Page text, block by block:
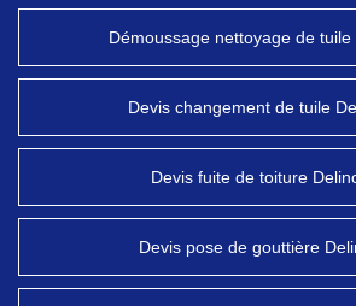
Démoussage nettoyage de tuile
Devis changement de tuile
Devis fuite de toiture
Devis pose de gouttière